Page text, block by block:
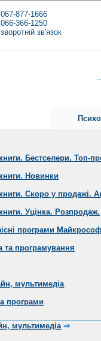
067-877-1666
066-366-1250
зворотній зв'язок
Бестселери. Топ-
Новинки
Скоро у продажі.
Уцінка. Розпродаж.
програми
та програмування
мультимедіа
програми
мультимедіа ⇒